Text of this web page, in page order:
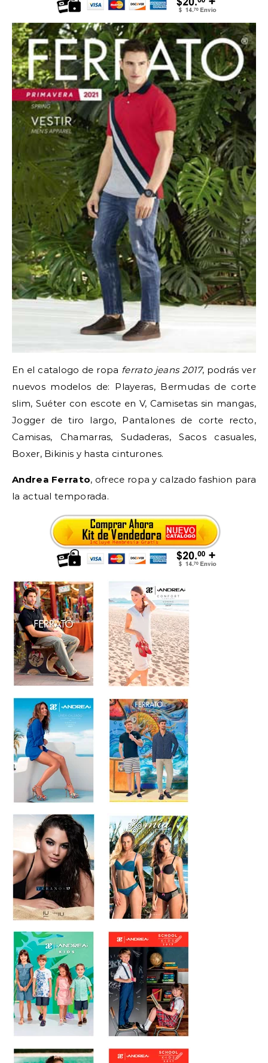
En el catalogo de ropa ferrato jeans 2017, podrás ver
nuevos modelos de: Playeras, Bermudas de corte
slim, Suéter con escote en V, Camisetas sin mangas,
Jogger de tiro largo, Pantalones de corte recto,
Camisas, Chamarras, Sudaderas, Sacos casuales,
Boxer, Bikinis y hasta cinturones.
Andrea Ferrato, ofrece ropa y calzado fashion para
la actual temporada.